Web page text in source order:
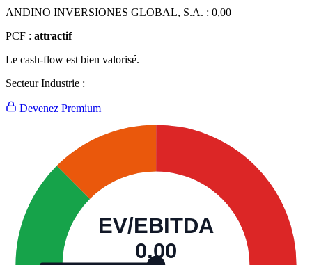
ANDINO INVERSIONES GLOBAL, S.A. : 0,00
PCF : attractif
Le cash-flow est bien valorisé.
Secteur Industrie :
Devenez Premium
EV/EBITDA
0,00